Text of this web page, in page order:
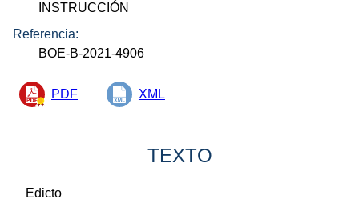
INSTRUCCIÓN
Referencia:
BOE-B-2021-4906
PDF XML
TEXTO
Edicto